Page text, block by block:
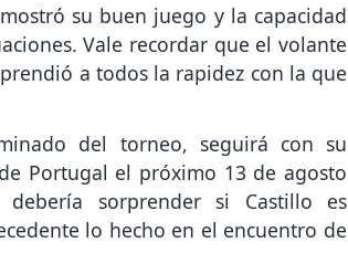
su buen juego y la capacidad
Vale recordar que el volante
a todos la rapidez con la que
del torneo, seguirá con su
Portugal el próximo 13 de agosto
sorprender si Castillo es
lo hecho en el encuentro de